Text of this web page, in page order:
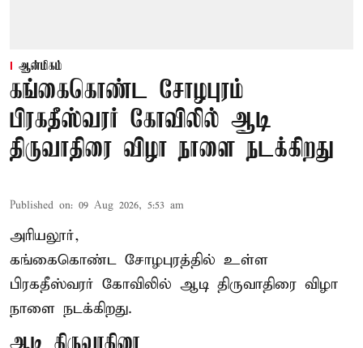
ஆன்மிகம்
கங்கைகொண்ட சோழபுரம்
பிரகதீஸ்வரர் கோவிலில் ஆடி
திருவாதிரை விழா நாளை நடக்கிறது
Published on: 09 Aug 2026, 5:53 am
அரியலூர்,
கங்கைகொண்ட சோழபுரத்தில் உள்ள
பிரகதீஸ்வரர் கோவிலில் ஆடி திருவாதிரை விழா
நாளை நடக்கிறது.